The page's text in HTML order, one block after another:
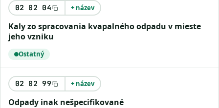
02 02 04 + název
kaly zo spracovania kvapalného odpadu v mieste
jeho vzniku
Ostatný
02 02 99 + název
odpady inak nešpecifikované